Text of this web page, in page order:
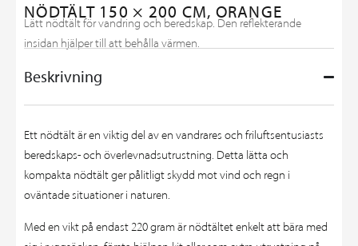
NÖDTÄLT 150 × 200 CM, ORANGE
Lätt nödtält för vandring och beredskap. Den reflekterande
insidan hjälper till att behålla värmen.
Beskrivning
Ett nödtält är en viktig del av en vandrares och friluftsentusiasts
beredskaps- och överlevnadsutrustning. Detta lätta och
kompakta nödtält ger pålitligt skydd mot vind och regn i
oväntade situationer i naturen.
Med en vikt på endast 220 gram är nödtältet enkelt att bära med